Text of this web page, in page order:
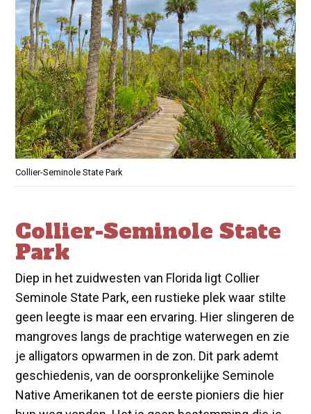
Collier-Seminole State Park
Collier-Seminole State
Park
Diep in het zuidwesten van Florida ligt Collier
Seminole State Park, een rustieke plek waar stilte
geen leegte is maar een ervaring. Hier slingeren de
mangroves langs de prachtige waterwegen en zie
je alligators opwarmen in de zon. Dit park ademt
geschiedenis, van de oorspronkelijke Seminole
Native Amerikanen tot de eerste pioniers die hier